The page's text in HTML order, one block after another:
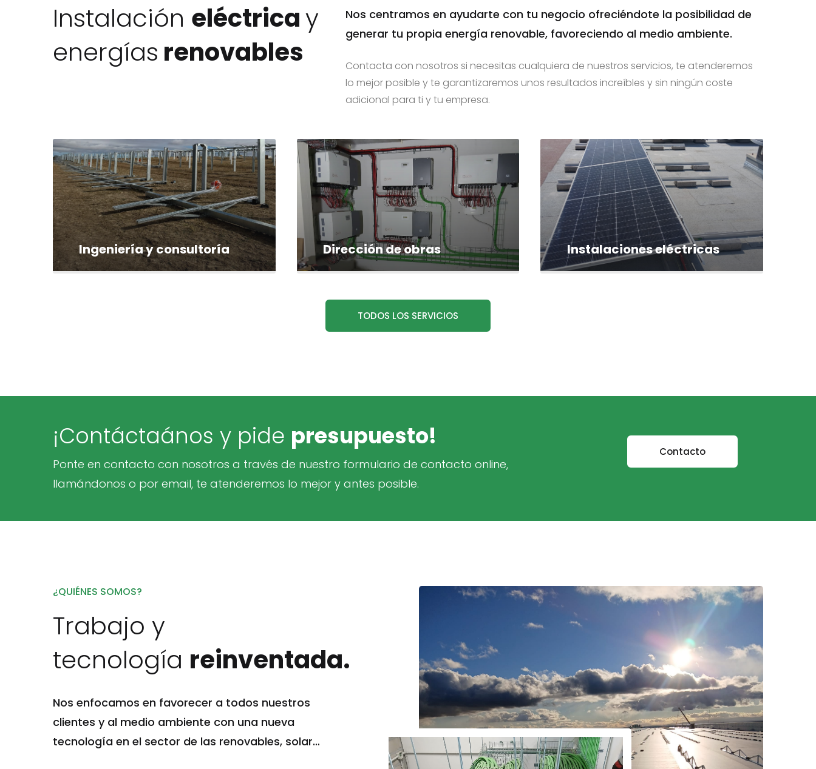
Instalación eléctricay
energías renovables
Nos centramos en ayudarte con tu negocio ofreciéndote la posibilidad de
generar tu propia energía renovable, favoreciendo al medio ambiente.
Contacta con nosotros si necesitas cualquiera de nuestros servicios, te atenderemos
lo mejor posible y te garantizaremos unos resultados increíbles y sin ningún coste
adicional para ti y tu empresa.
Ingeniería y consultoría Dirección de obras
TODOS LOS SERVICIOS
Instalaciones eléctricas
¡Contáctaános y pide presupuesto!
Ponte en contacto con nosotros a través de nuestro formulario de contacto online,
llamándonos o por email, te atenderemos lo mejor y antes posible.
Contacto
¿QUIÉNES SOMOS?
Trabajo y
tecnología reinventada.
Nos enfocamos en favorecer a todos nuestros
clientes y al medio ambiente con una nueva
tecnología en el sector de las renovables, solar…